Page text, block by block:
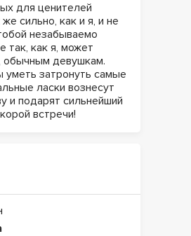
для ценителей
сильно, как и я, и не
незабываемо
так, как я, может
обычным девушкам.
уметь затронуть самые
ласки вознесут
и подарят сильнейший
встречи!